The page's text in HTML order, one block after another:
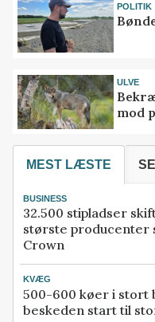
POLITIK
ULVE
mod
MEST LÆSTE
BUSINESS
32.500 stipladser
største producenter
Crown
KVÆG
500-600 køer i stort
beskeden start til